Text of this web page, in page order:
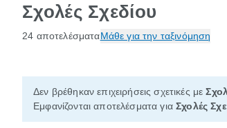
Σχολές Σχεδίου
24 αποτελέσματαΜάθε για την ταξινόμηση
Δεν βρέθηκαν επιχειρήσεις σχετικές με
Εμφανίζονται αποτελέσματα γιαΣχολές